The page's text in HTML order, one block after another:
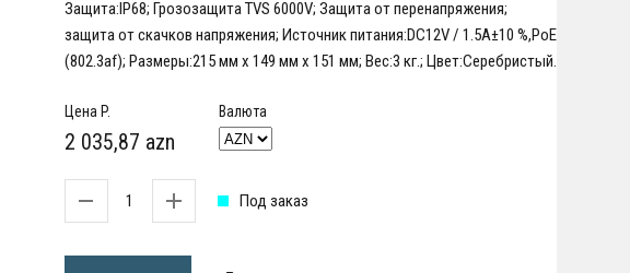
Цена P.
2 035,87 azn
Валюта
Под заказ
Защита:IP68; Грозозащита TVS 6000V; Защита от перенапряжения;
защита от скачков напряжения; Источник питания:DC12V / 1.5A±10 %,PoE
(802.3af); Размеры:215 мм x 149 мм x 151 мм; Вес:3 кг.; Цвет:Серебристый.